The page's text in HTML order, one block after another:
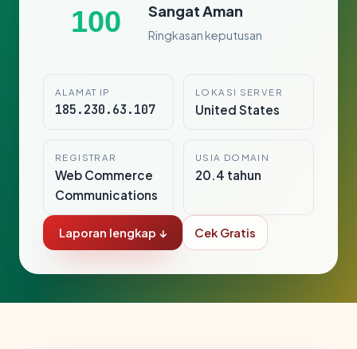
100 Sangat Aman
Ringkasan keputusan
ALAMAT IP
185.230.63.107
LOKASI SERVER
United States
REGISTRAR
Web Commerce
Communications
USIA DOMAIN
20.4 tahun
Laporan lengkap ↓ Cek Gratis